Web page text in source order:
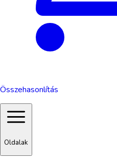
Összehasonlítás
Oldalak